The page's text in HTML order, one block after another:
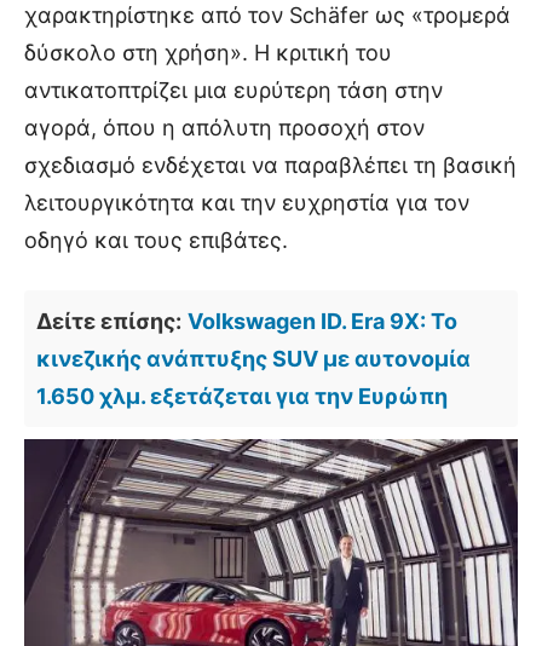
χαρακτηρίστηκε από τον Schäfer ως «τρομερά
δύσκολο στη χρήση». Η κριτική του
αντικατοπτρίζει μια ευρύτερη τάση στην
αγορά, όπου η απόλυτη προσοχή στον
σχεδιασμό ενδέχεται να παραβλέπει τη βασική
λειτουργικότητα και την ευχρηστία για τον
οδηγό και τους επιβάτες.
Δείτε επίσης: Volkswagen ID. Era 9X: Το
κινεζικής ανάπτυξης SUV με αυτονομία
1.650 χλμ. εξετάζεται για την Ευρώπη